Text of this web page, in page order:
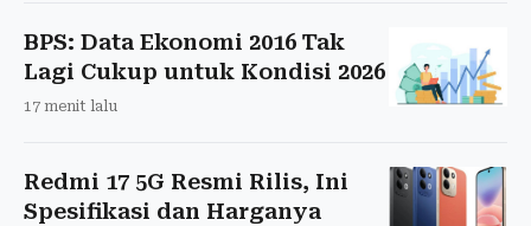
BPS: Data Ekonomi 2016 Tak
Lagi Cukup untuk Kondisi 2026
17 menit lalu
Redmi 17 5G Resmi Rilis, Ini
Spesifikasi dan Harganya